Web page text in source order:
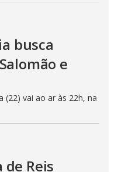
de
ar às 22h, na RECORD